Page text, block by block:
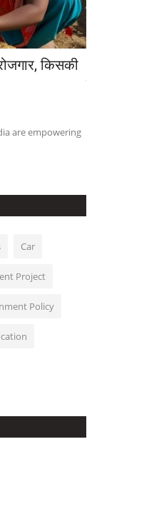
किसकी
are empowering
Car
Project
Policy